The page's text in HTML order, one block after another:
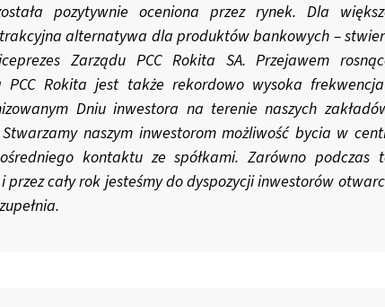
pozytywnie oceniona przez rynek. Dla
alternatywa dla produktów bankowych –
Zarządu PCC Rokita SA. Przejawem
PCC Rokita jest także rekordowo wysoka
Dniu inwestora na terenie naszych
naszym inwestorom możliwość bycia w
kontaktu ze spółkami. Zarówno podczas
przez cały rok jesteśmy do dyspozycji inwestorów